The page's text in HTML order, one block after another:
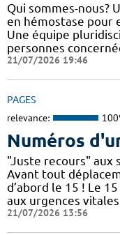
Qui sommes-nous?
en hémostase pour
Une équipe
personnes
21/07/2026 19:46
PAGES
relevance:
Numéros
"Juste recours" aux
Avant tout
d’abord le 15 ! Le
aux urgences
21/07/2026 13:56